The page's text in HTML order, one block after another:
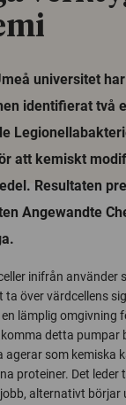
universitet
identifierat två
att kemiskt
Resultaten
Angewandte
inifrån använder
ta över värdcellens
lämplig omgivning
detta pumpar
agerar som kemiska
proteiner. Det leder
alternativt